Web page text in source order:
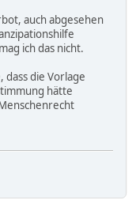
auch abgesehen
ich das nicht.
die Vorlage
hätte